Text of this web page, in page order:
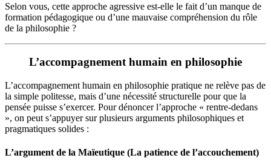
Selon vous, cette approche agressive est-elle le fait d’un manque de
formation pédagogique ou d’une mauvaise compréhension du rôle
de la philosophie ?
L’accompagnement humain en philosophie
L’accompagnement humain en philosophie pratique ne relève pas de
la simple politesse, mais d’une nécessité structurelle pour que la
pensée puisse s’exercer. Pour dénoncer l’approche « rentre-dedans
», on peut s’appuyer sur plusieurs arguments philosophiques et
pragmatiques solides :
L’argument de la Maïeutique (La patience de l’accouchement)